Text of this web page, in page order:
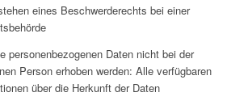
eines Beschwerderechts bei einer
personenbezogenen Daten nicht bei der
Person erhoben werden: Alle verfügbaren
über die Herkunft der Daten